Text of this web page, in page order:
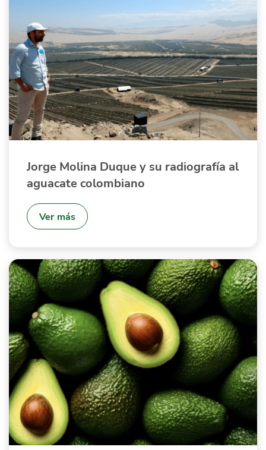
Jorge Molina Duque y su radiografía al
aguacate colombiano
Ver más